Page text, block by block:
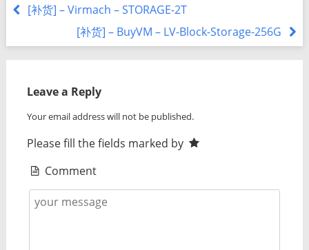
[补货] – Virmach – STORAGE-2T
[补货] – BuyVM – LV-Block-Storage-256G
Leave a Reply
Your email address will not be published.
Please fill the fields marked by
Comment